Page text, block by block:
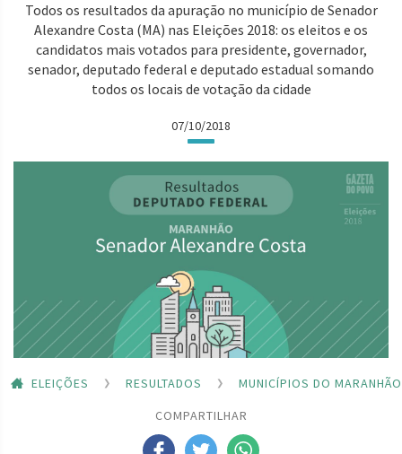
Todos os resultados da apuração no município de Senador
Alexandre Costa (MA) nas Eleições 2018: os eleitos e os
candidatos mais votados para presidente, governador,
senador, deputado federal e deputado estadual somando
todos os locais de votação da cidade
07/10/2018
ELEIÇÕES RESULTADOS
MUNICÍPIOS DO MARANHÃO
COMPARTILHAR